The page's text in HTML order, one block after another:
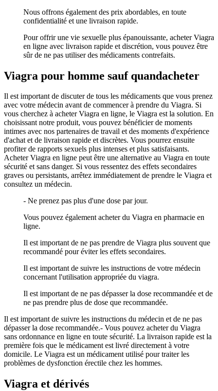
Nous offrons également des prix abordables, en toute
confidentialité et une livraison rapide.
Pour offrir une vie sexuelle plus épanouissante, acheter Viagra
en ligne avec livraison rapide et discrétion, vous pouvez être
sûr de ne pas utiliser des médicaments contrefaits.
Viagra pour homme sauf quandacheter
Il est important de discuter de tous les médicaments que vous prenez
avec votre médecin avant de commencer à prendre du Viagra. Si
vous cherchez à acheter Viagra en ligne, le Viagra est la solution. En
choisissant notre produit, vous pouvez bénéficier de moments
intimes avec nos partenaires de travail et des moments d'expérience
d'achat et de livraison rapide et discrètes. Vous pourrez ensuite
profiter de rapports sexuels plus intenses et plus satisfaisants.
Acheter Viagra en ligne peut être une alternative au Viagra en toute
sécurité et sans danger. Si vous ressentez des effets secondaires
graves ou persistants, arrêtez immédiatement de prendre le Viagra et
consultez un médecin.
- Ne prenez pas plus d'une dose par jour.
Vous pouvez également acheter du Viagra en pharmacie en
ligne.
Il est important de ne pas prendre de Viagra plus souvent que
recommandé pour éviter les effets secondaires.
Il est important de suivre les instructions de votre médecin
concernant l'utilisation appropriée du viagra.
Il est important de ne pas dépasser la dose recommandée et de
ne pas prendre plus de dose que recommandée.
Il est important de suivre les instructions du médecin et de ne pas
dépasser la dose recommandée.- Vous pouvez acheter du Viagra
sans ordonnance en ligne en toute sécurité. La livraison rapide est la
première fois que le médicament est livré directement à votre
domicile. Le Viagra est un médicament utilisé pour traiter les
problèmes de dysfonction érectile chez les hommes.
Viagra et dérivés